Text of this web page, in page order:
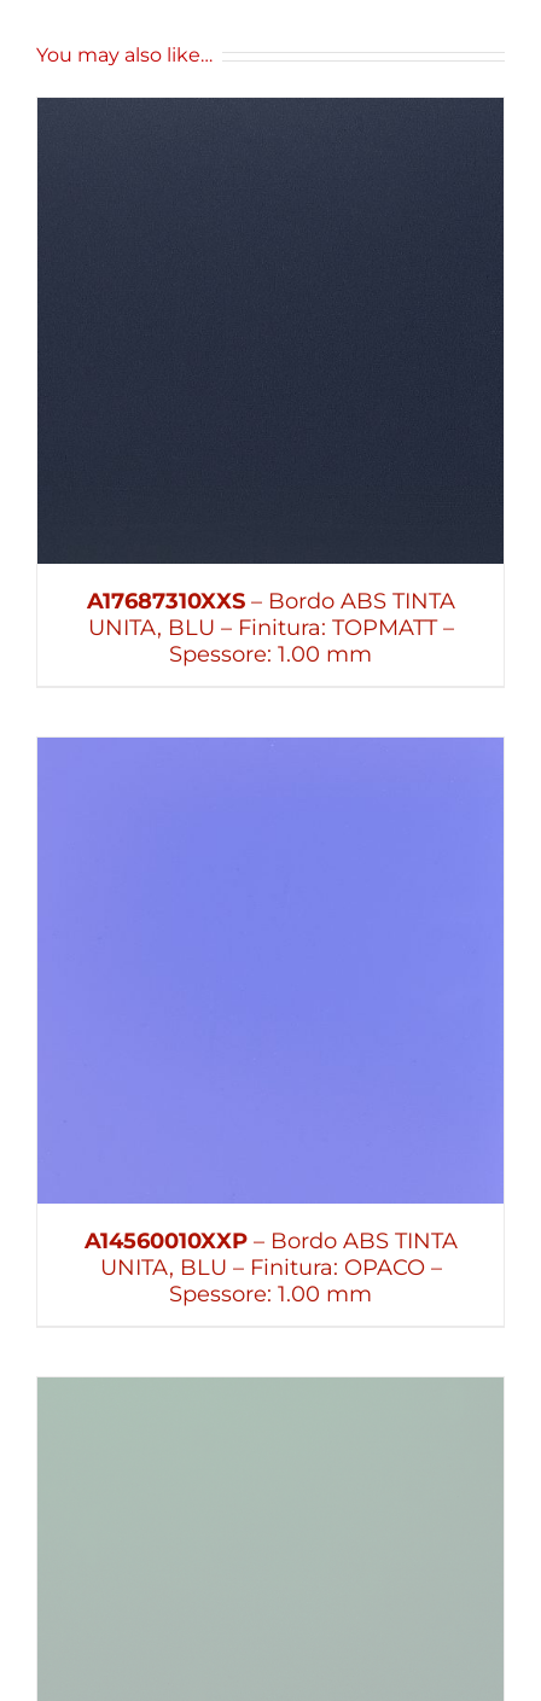
You may also like…
A17687310XXS– Bordo ABS TINTA
UNITA, BLU – Finitura: TOPMATT –
Spessore: 1.00 mm
A14560010XXP– Bordo ABS TINTA
UNITA, BLU – Finitura: OPACO –
Spessore: 1.00 mm